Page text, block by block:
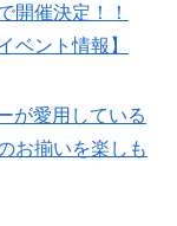
開催決定！！
ベント情報】
が愛用している
お揃いを楽しも